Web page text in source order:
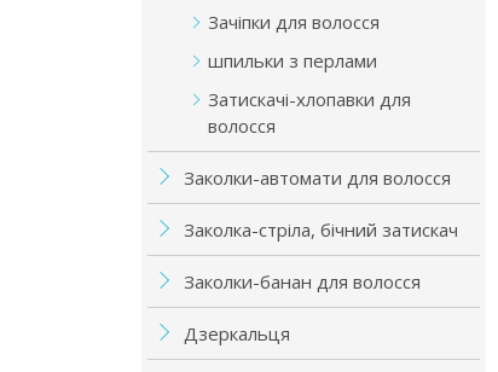
Зачіпки для волосся
шпильки з перлами
Затискачі-хлопавки для
волосся
Заколки-автомати для волосся
Заколка-стріла, бічний затискач
Заколки-банан для волосся
Дзеркальця